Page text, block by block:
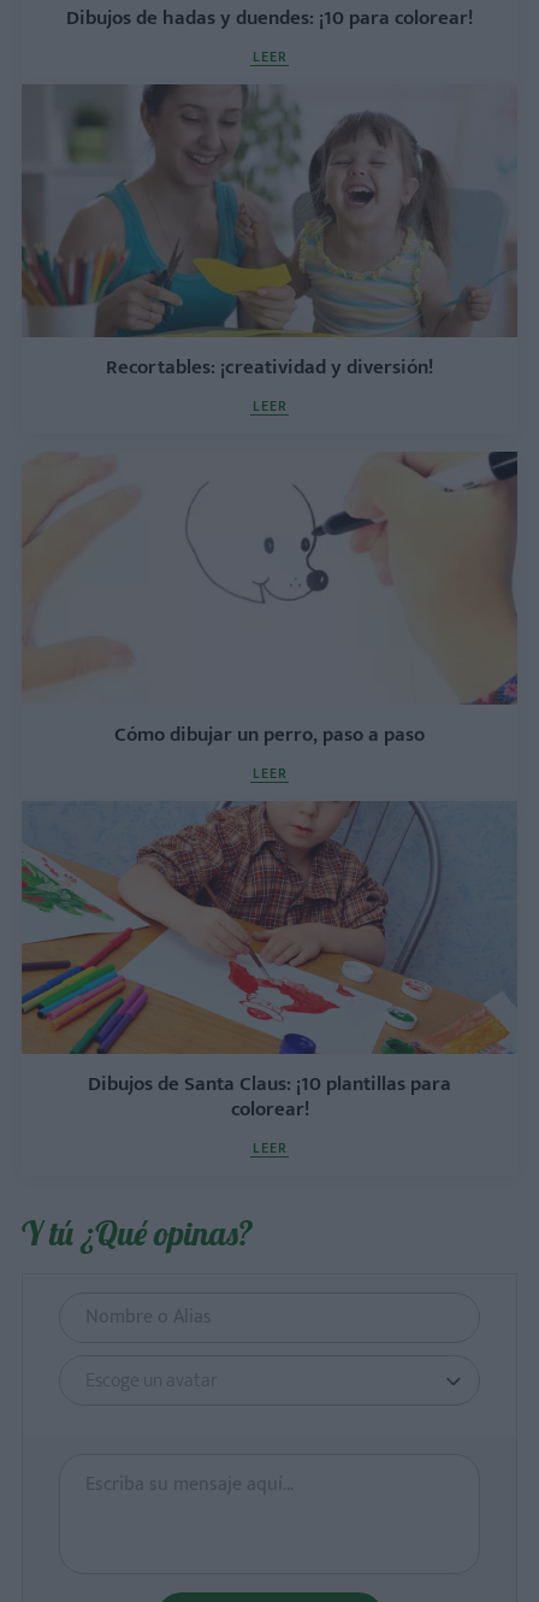
Dibujos de hadas y duendes: ¡10 para colorear!
LEER
Recortables: ¡creatividad y diversión!
LEER
Cómo dibujar un perro, paso a paso
LEER
Dibujos de Santa Claus: ¡10 plantillas para
colorear!
LEER
Y tú ¿Qué opinas?
Escoge un avatar